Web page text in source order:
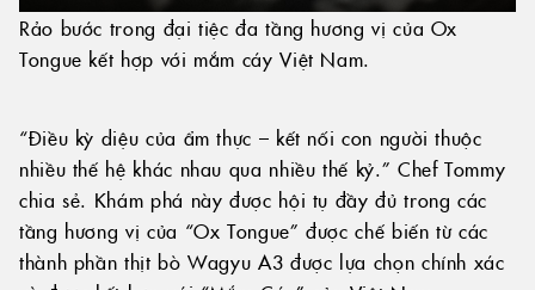
Rảo bước trong đại tiệc đa tầng hương vị của Ox
Tongue kết hợp với mắm cáy Việt Nam.
“Điều kỳ diệu của ẩm thực – kết nối con người thuộc
nhiều thế hệ khác nhau qua nhiều thế kỷ.” Chef Tommy
chia sẻ. Khám phá này được hội tụ đầy đủ trong các
tầng hương vị của “Ox Tongue” được chế biến từ các
thành phần thịt bò Wagyu A3 được lựa chọn chính xác